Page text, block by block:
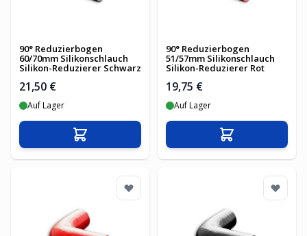
90° Reduzierbogen
60/70mm Silikonschlauch
Silikon-Reduzierer Schwarz
21,50 €
Auf Lager
In den Warenkorb
90° Reduzierbogen
51/57mm Silikonschlauch
Silikon-Reduzierer Rot
19,75 €
Auf Lager
In den